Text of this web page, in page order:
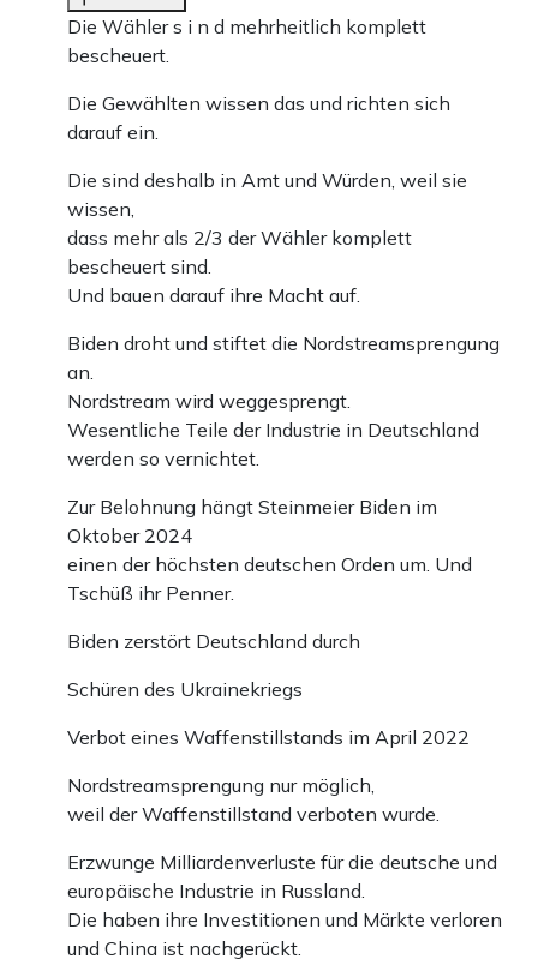
Die Wähler s i n d mehrheitlich komplett
bescheuert.
Die Gewählten wissen das und richten sich
darauf ein.
Die sind deshalb in Amt und Würden, weil sie
wissen,
dass mehr als 2/3 der Wähler komplett
bescheuert sind.
Und bauen darauf ihre Macht auf.
Biden droht und stiftet die Nordstreamsprengung
an.
Nordstream wird weggesprengt.
Wesentliche Teile der Industrie in Deutschland
werden so vernichtet.
Zur Belohnung hängt Steinmeier Biden im
Oktober 2024
einen der höchsten deutschen Orden um. Und
Tschüß ihr Penner.
Biden zerstört Deutschland durch
Schüren des Ukrainekriegs
Verbot eines Waffenstillstands im April 2022
Nordstreamsprengung nur möglich,
weil der Waffenstillstand verboten wurde.
Erzwunge Milliardenverluste für die deutsche und
europäische Industrie in Russland.
Die haben ihre Investitionen und Märkte verloren
und China ist nachgerückt.